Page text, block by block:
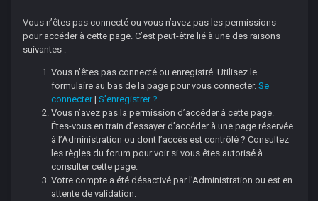
Vous n’êtes pas connecté ou vous n’avez pas les permissions
pour accéder à cette page. C’est peut-être lié à une des raisons
suivantes :
Vous n’êtes pas connecté ou enregistré. Utilisez le
formulaire au bas de la page pour vous connecter.Se
connecter|S’enregistrer ?
Vous n’avez pas la permission d’accéder à cette page.
Êtes-vous en train d’essayer d’accéder à une page réservée
à l’Administration ou dont l’accès est contrôlé ? Consultez
les règles du forum pour voir si vous êtes autorisé à
consulter cette page.
Votre compte a été désactivé par l’Administration ou est en
attente de validation.